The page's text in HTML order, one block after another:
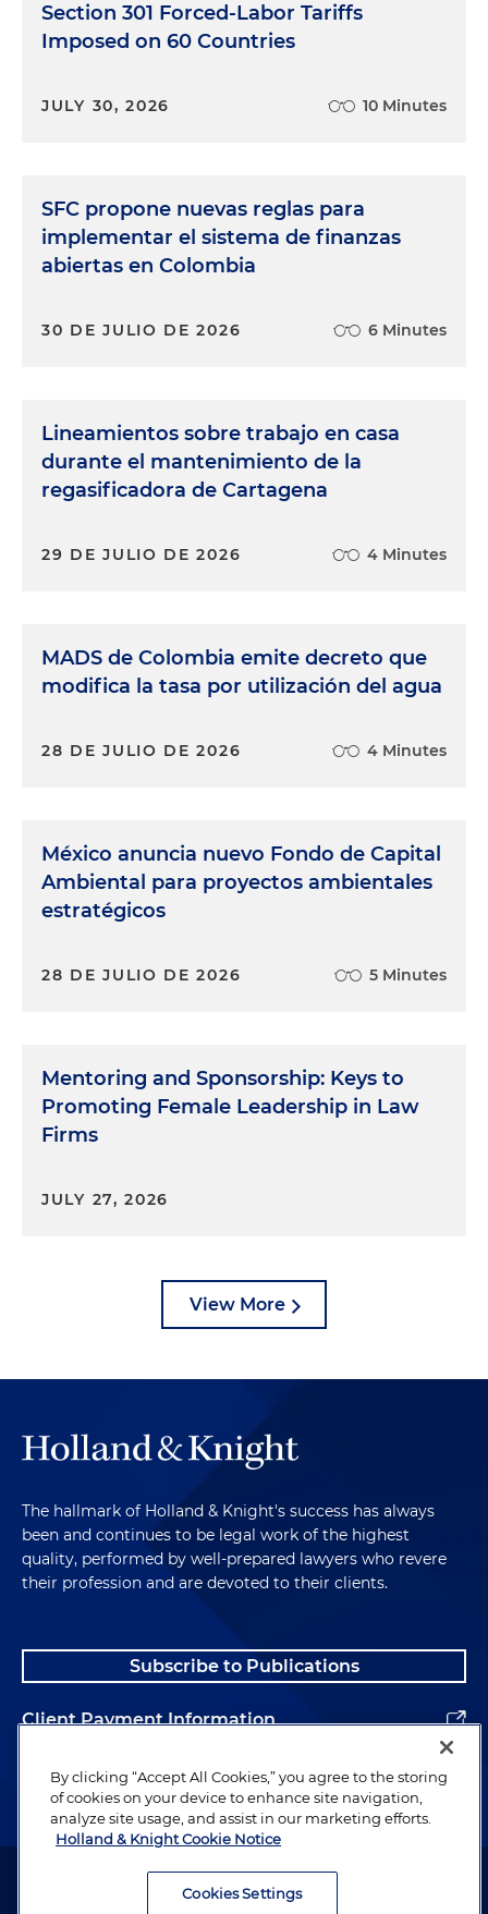
Section 301 Forced-Labor Tariffs
Imposed on 60 Countries
JULY 30, 2026 10 Minutes
SFC propone nuevas reglas para
implementar el sistema de finanzas
abiertas en Colombia
30 DE JULIO DE 2026 6 Minutes
Lineamientos sobre trabajo en casa
durante el mantenimiento de la
regasificadora de Cartagena
29 DE JULIO DE 2026 4 Minutes
MADS de Colombia emite decreto que
modifica la tasa por utilización del agua
28 DE JULIO DE 2026 4 Minutes
México anuncia nuevo Fondo de Capital
Ambiental para proyectos ambientales
estratégicos
28 DE JULIO DE 2026 5 Minutes
Mentoring and Sponsorship: Keys to
Promoting Female Leadership in Law
Firms
JULY 27, 2026
View More
The hallmark of Holland & Knight's success has always
been and continues to be legal work of the highest
quality, performed by well-prepared lawyers who revere
their profession and are devoted to their clients.
Subscribe to Publications
Client Payment Information
Alumni
Attorney Advertising. Copyright © 1996–2026 Holland & Knight LLP.
By clicking “Accept All Cookies,” you agree to the storing
of cookies on your device to enhance site navigation,
analyze site usage, and assist in our marketing efforts.
Holland & Knight Cookie Notice
Cookies Settings